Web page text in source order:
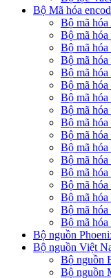
Bộ Mã hóa
Bộ mã
Bộ mã hóa
Bộ mã hóa
Bộ mã
Bộ mã hóa
Bộ mã
Bộ mã
Bộ mã
Bộ mã
Bộ mã
Bộ mã
Bộ mã
Bộ mã hóa
Bộ mã hóa
Bộ mã hóa
Bộ mã hóa
Bộ mã
Bộ nguồn
Bộ nguồn Việt
Bộ nguồn
Bộ nguồn